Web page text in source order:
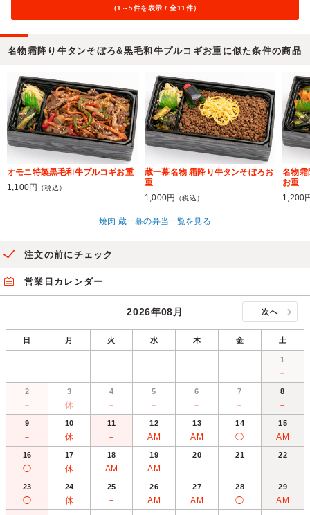
（1～5件を表示 / 全11件）
名物霜降り牛タンそぼろ&黒毛和牛プルコギお重に似た条件の商品
オモニ特製黒毛和牛プルコギお重
1,100円
（税込）
蔵一幕名物 霜降り牛タンそぼろお
重
1,000円
（税込）
名物霜
お重
1,200
焼肉 蔵一幕の弁当一覧を見る
注文の前にチェック
営業日カレンダー
2026年08月 次へ
日 月 火 水 木 金 土
1
－
2
－
3
休
4
－
5
－
6
－
7
－
8
－
9
－
10
休
11
－
12
AM
13
AM
14
◯
15
AM
16
◯
17
休
18
AM
19
AM
20
－
21
－
22
－
23
◯
24
休
25
－
26
AM
27
AM
28
◯
29
AM